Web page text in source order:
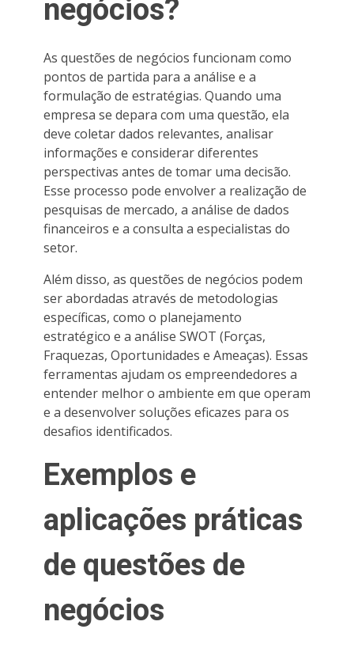
negócios?
As questões de negócios funcionam como
pontos de partida para a análise e a
formulação de estratégias. Quando uma
empresa se depara com uma questão, ela
deve coletar dados relevantes, analisar
informações e considerar diferentes
perspectivas antes de tomar uma decisão.
Esse processo pode envolver a realização de
pesquisas de mercado, a análise de dados
financeiros e a consulta a especialistas do
setor.
Além disso, as questões de negócios podem
ser abordadas através de metodologias
específicas, como o planejamento
estratégico e a análise SWOT (Forças,
Fraquezas, Oportunidades e Ameaças). Essas
ferramentas ajudam os empreendedores a
entender melhor o ambiente em que operam
e a desenvolver soluções eficazes para os
desafios identificados.
Exemplos e
aplicações práticas
de questões de
negócios